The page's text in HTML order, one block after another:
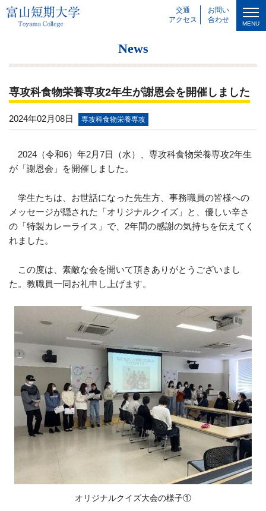
交通
アクセス
お問い
合わせ
MENU
News
専攻科食物栄養専攻2年生が謝恩会を開催しました
2024年02月08日 専攻科食物栄養専攻
2024（令和6）年2月7日（水）、専攻科食物栄養専攻2年生
が「謝恩会」を開催しました。
学生たちは、お世話になった先生方、事務職員の皆様への
メッセージが隠された「オリジナルクイズ」と、優しい辛さ
の「特製カレーライス」で、2年間の感謝の気持ちを伝えてく
れました。
この度は、素敵な会を開いて頂きありがとうございまし
た。教職員一同お礼申し上げます。
オリジナルクイズ大会の様子①